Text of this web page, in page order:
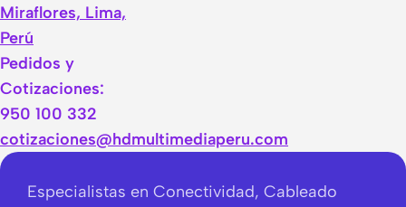
Miraflores, Lima,
Perú
Pedidos y
Cotizaciones:
950 100 332
cotizaciones@hdmultimediaperu.com
Especialistas en Conectividad, Cableado